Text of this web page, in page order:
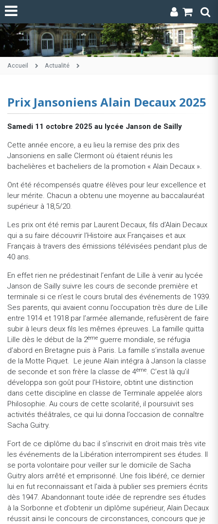
Accueil Actualité
Prix Jansoniens Alain Decaux 2025
Samedi 11 octobre 2025 au lycée Janson de Sailly
Cette année encore, a eu lieu la remise des prix des
Jansoniens en salle Clermont où étaient réunis les
bachelières et bacheliers de la promotion « Alain Decaux ».
Ont été récompensés quatre élèves pour leur excellence et
leur mérite. Chacun a obtenu une moyenne au baccalauréat
supérieur à 18,5/20.
Les prix ont été remis par Laurent Decaux, fils d’Alain Decaux
qui a su faire découvrir l’Histoire aux Françaises et aux
Français à travers des émissions télévisées pendant plus de
40 ans.
En effet rien ne prédestinait l’enfant de Lille à venir au lycée
Janson de Sailly suivre les cours de seconde première et
terminale si ce n’est le cours brutal des événements de 1939.
Ses parents, qui avaient connu l’occupation très dure de Lille
entre 1914 et 1918 par l’armée allemande, refusèrent de faire
subir à leurs deux fils les mêmes épreuves. La famille quitta
Lille dès le début de la 2ème guerre mondiale, se réfugia
d’abord en Bretagne puis à Paris. La famille s’installa avenue
de la Motte Piquet. Le jeune Alain intégra à Janson la classe
de seconde et son frère la classe de 4ème. C’est là qu’il
développa son goût pour l’Histoire, obtint une distinction
dans cette discipline en classe de Terminale appelée alors
Philosophie. Au cours de cette scolarité, il poursuivit ses
activités théâtrales, ce qui lui donna l’occasion de connaître
Sacha Guitry.
Fort de ce diplôme du bac il s’inscrivit en droit mais très vite
les événements de la Libération interrompirent ses études. Il
se porta volontaire pour veiller sur le domicile de Sacha
Guitry alors arrêté et emprisonné. Une fois libéré, ce dernier
lui en fut reconnaissant et l’aida à publier ses premiers écrits
dès 1947. Abandonnant toute idée de reprendre ses études
à la Sorbonne et d’obtenir un diplôme supérieur, Alain Decaux
réussit ainsi le concours de circonstances, concours que je